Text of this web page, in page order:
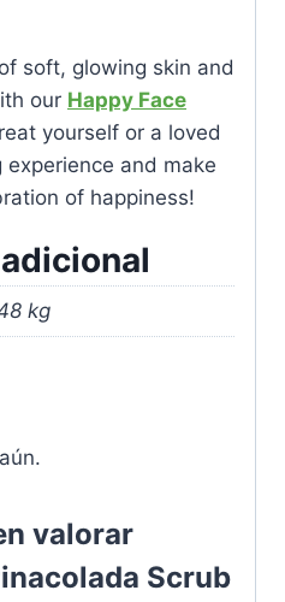
soft, glowing skin and
our Happy Face
yourself or a loved
and make
of happiness!
kg
valorar
Scrub